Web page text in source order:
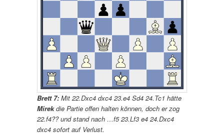
Brett 7: Mit 22.Dxc4 dxc4 23.e4 Sd4 24.Tc1 hätte
Mirekdie Partie offen halten können, doch er zog
22.f4?? und stand nach …f5 23.Lf3 e4 24.Dxc4
dxc4 sofort auf Verlust.